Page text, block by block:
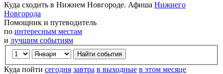
Куда сходить в Нижнем Новгороде. Афиша Нижнего
Новгорода
Помощник и путеводитель
по интересным местам
и лучшим событиям
Куда пойти сегодня завтра в выходные в этом месяце